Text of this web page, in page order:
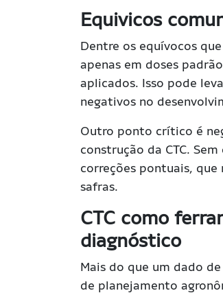
Equivicos
Dentre os equívocos
apenas em doses
aplicados. Isso pode
negativos no
Outro ponto crítico é
construção da CTC.
correções pontuais,
safras.
CTC como
diagnóstico
Mais do que um dado
de planejamento